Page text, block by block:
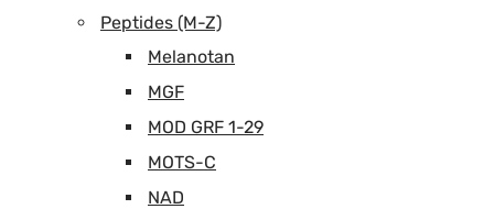
Peptides (M-Z)
Melanotan
MGF
MOD GRF 1-29
MOTS-C
NAD